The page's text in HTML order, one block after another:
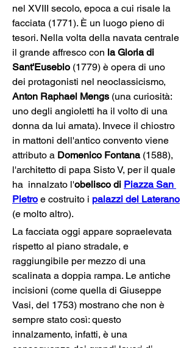
nel XVIII secolo, epoca a cui risale la
facciata (1771). È un luogo pieno di
tesori. Nella volta della navata centrale
il grande affresco con la Gloria di
Sant'Eusebio (1779) è opera di uno
dei protagonisti nel neoclassicismo,
Anton Raphael Mengs (una curiosità:
uno degli angioletti ha il volto di una
donna da lui amata). Invece il chiostro
in mattoni dell'antico convento viene
attributo a Domenico Fontana (1588),
l'architetto di papa Sisto V, per il quale
ha  innalzato l'obelisco di Piazza San
Pietro e costruito i palazzi del Laterano
(e molto altro).
La facciata oggi appare sopraelevata
rispetto al piano stradale, e
raggiungibile per mezzo di una
scalinata a doppia rampa. Le antiche
incisioni (come quella di Giuseppe
Vasi, del 1753) mostrano che non è
sempre stato così: questo
innalzamento, infatti, è una